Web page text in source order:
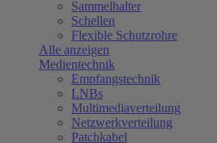
Sammelhalter
Schellen
Flexible Schutzrohre
Alle anzeigen
Medientechnik
Empfangstechnik
LNBs
Multimediaverteilung
Netzwerkverteilung
Patchkabel